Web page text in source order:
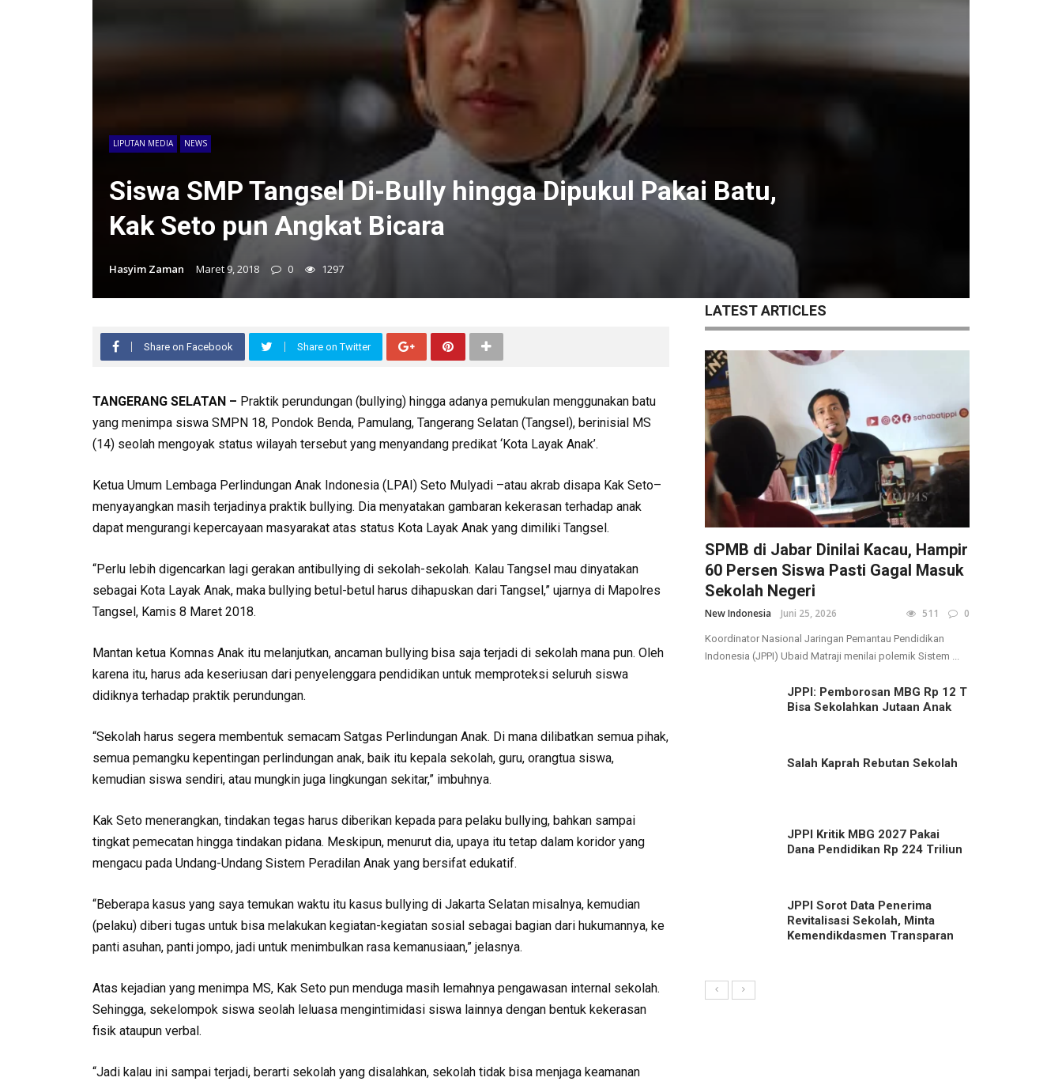
LIPUTAN MEDIA NEWS
Siswa SMP Tangsel Di-Bully hingga Dipukul Pakai Batu,
Kak Seto pun Angkat Bicara
Hasyim Zaman Maret 9, 2018 0 1297
Share on Facebook Share on Twitter
TANGERANG SELATAN – Praktik perundungan (bullying) hingga adanya pemukulan menggunakan batu
yang menimpa siswa SMPN 18, Pondok Benda, Pamulang, Tangerang Selatan (Tangsel), berinisial MS
(14) seolah mengoyak status wilayah tersebut yang menyandang predikat ‘Kota Layak Anak’.
Ketua Umum Lembaga Perlindungan Anak Indonesia (LPAI) Seto Mulyadi –atau akrab disapa Kak Seto–
menyayangkan masih terjadinya praktik bullying. Dia menyatakan gambaran kekerasan terhadap anak
dapat mengurangi kepercayaan masyarakat atas status Kota Layak Anak yang dimiliki Tangsel.
“Perlu lebih digencarkan lagi gerakan antibullying di sekolah-sekolah. Kalau Tangsel mau dinyatakan
sebagai Kota Layak Anak, maka bullying betul-betul harus dihapuskan dari Tangsel,” ujarnya di Mapolres
Tangsel, Kamis 8 Maret 2018.
Mantan ketua Komnas Anak itu melanjutkan, ancaman bullying bisa saja terjadi di sekolah mana pun. Oleh
karena itu, harus ada keseriusan dari penyelenggara pendidikan untuk memproteksi seluruh siswa
didiknya terhadap praktik perundungan.
“Sekolah harus segera membentuk semacam Satgas Perlindungan Anak. Di mana dilibatkan semua pihak,
semua pemangku kepentingan perlindungan anak, baik itu kepala sekolah, guru, orangtua siswa,
kemudian siswa sendiri, atau mungkin juga lingkungan sekitar,” imbuhnya.
Kak Seto menerangkan, tindakan tegas harus diberikan kepada para pelaku bullying, bahkan sampai
tingkat pemecatan hingga tindakan pidana. Meskipun, menurut dia, upaya itu tetap dalam koridor yang
mengacu pada Undang-Undang Sistem Peradilan Anak yang bersifat edukatif.
“Beberapa kasus yang saya temukan waktu itu kasus bullying di Jakarta Selatan misalnya, kemudian
(pelaku) diberi tugas untuk bisa melakukan kegiatan-kegiatan sosial sebagai bagian dari hukumannya, ke
panti asuhan, panti jompo, jadi untuk menimbulkan rasa kemanusiaan,” jelasnya.
Atas kejadian yang menimpa MS, Kak Seto pun menduga masih lemahnya pengawasan internal sekolah.
Sehingga, sekelompok siswa seolah leluasa mengintimidasi siswa lainnya dengan bentuk kekerasan
fisik ataupun verbal.
“Jadi kalau ini sampai terjadi, berarti sekolah yang disalahkan, sekolah tidak bisa menjaga keamanan
LATEST ARTICLES
SPMB di Jabar Dinilai Kacau, Hampir
60 Persen Siswa Pasti Gagal Masuk
Sekolah Negeri
New Indonesia Juni 25, 2026 511 0
Koordinator Nasional Jaringan Pemantau Pendidikan
Indonesia (JPPI) Ubaid Matraji menilai polemik Sistem ...
JPPI: Pemborosan MBG Rp 12 T
Bisa Sekolahkan Jutaan Anak
Salah Kaprah Rebutan Sekolah
JPPI Kritik MBG 2027 Pakai
Dana Pendidikan Rp 224 Triliun
JPPI Sorot Data Penerima
Revitalisasi Sekolah, Minta
Kemendikdasmen Transparan